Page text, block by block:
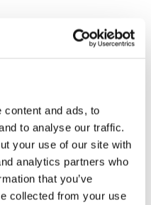
content and ads, to
to analyse our traffic.
your use of our site with
analytics partners who
that you’ve
collected from your use
winkelwagen